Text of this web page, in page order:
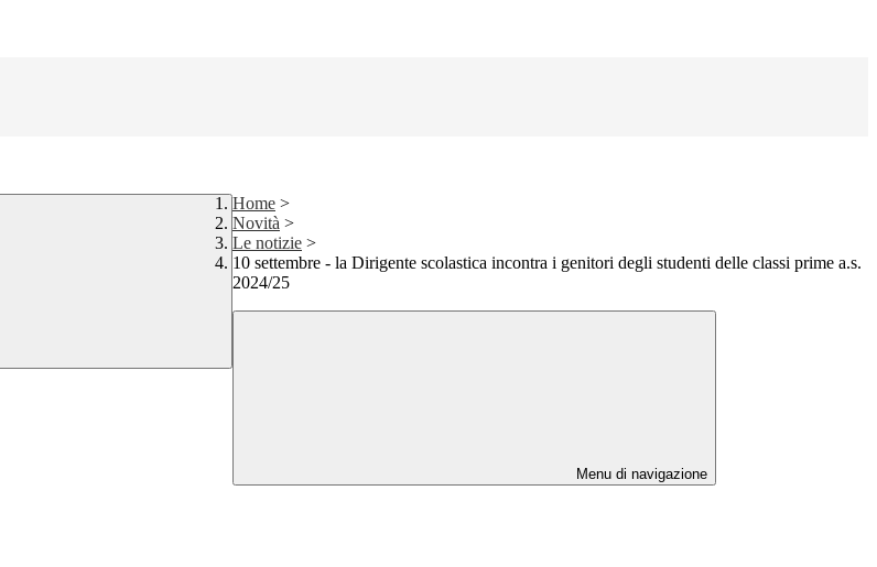
Home >
Novità >
Le notizie >
10 settembre - la Dirigente scolastica incontra i genitori degli studenti delle classi prime a.s.
2024/25
Menu di navigazione